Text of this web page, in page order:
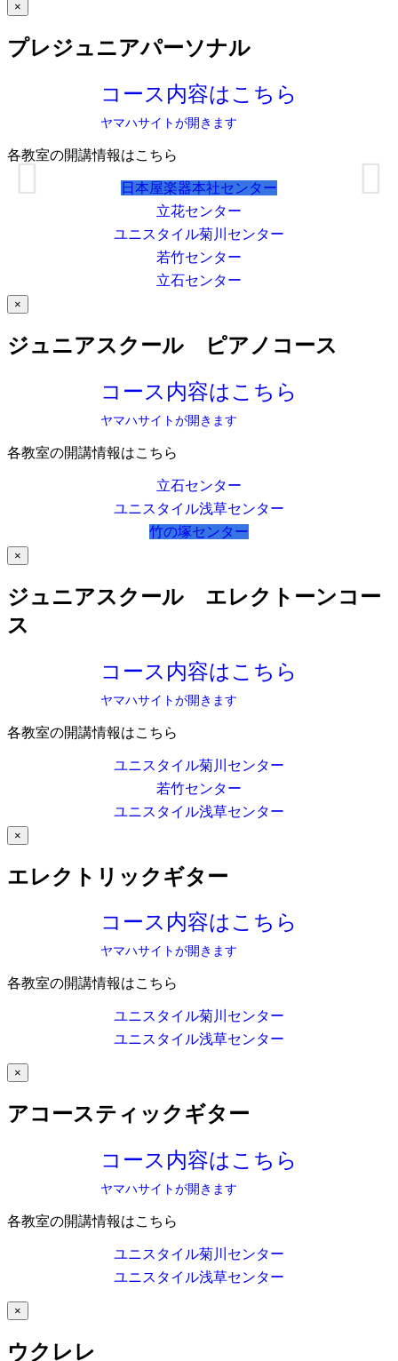
×
プレジュニアパーソナル
コース内容はこちら
ヤマハサイトが開きます
各教室の開講情報はこちら
日本屋楽器本社センター
立花センター
ユニスタイル菊川センター
若竹センター
立石センター
×
ジュニアスクール ピアノコース
コース内容はこちら
ヤマハサイトが開きます
各教室の開講情報はこちら
立石センター
ユニスタイル浅草センター
竹の塚センター
×
ジュニアスクール エレクトーンコー
ス
コース内容はこちら
ヤマハサイトが開きます
各教室の開講情報はこちら
ユニスタイル菊川センター
若竹センター
ユニスタイル浅草センター
×
エレクトリックギター
コース内容はこちら
ヤマハサイトが開きます
各教室の開講情報はこちら
ユニスタイル菊川センター
ユニスタイル浅草センター
×
アコースティックギター
コース内容はこちら
ヤマハサイトが開きます
各教室の開講情報はこちら
ユニスタイル菊川センター
ユニスタイル浅草センター
×
ウクレレ